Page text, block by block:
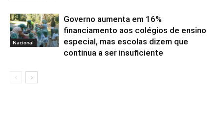
Nacional
Governo aumenta em 16%
financiamento aos colégios de ensino
especial, mas escolas dizem que
continua a ser insuficiente